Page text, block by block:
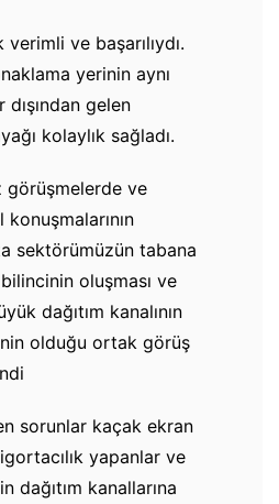
ve başarılıydı.
yerinin aynı
gelen
kolaylık sağladı.
görüşmelerde ve
sektörümüzün tabana
oluşması ve
dağıtım kanalının
olduğu ortak görüş
sorunlar kaçak ekran
yapanlar ve
dağıtım kanallarına